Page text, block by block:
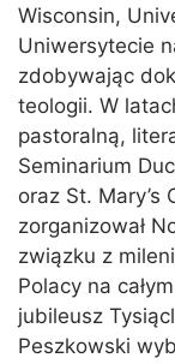
Wisconsin,
Uniwersytecie
zdobywając
teologii. W
pastoralną,
Seminarium
oraz St. Mary’s
zorganizował
związku z
Polacy na
jubileusz
Peszkowski